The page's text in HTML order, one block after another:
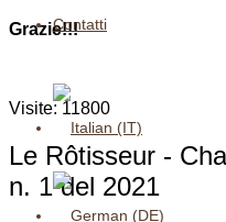
Contatti
Grazie!!!
Visite: 11800
Le Rôtisseur -
n. 1 del 2021